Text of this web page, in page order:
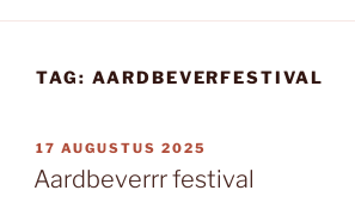
TAG: AARDBEVERFESTIVAL
GEPLAATST
OP
17 AUGUSTUS 2025
Aardbeverrr festival